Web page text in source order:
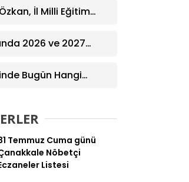
Buluştu
İl Milli Eğitim
2026 ve 2027
Bugün Hangi
Temmuz Cuma günü
Nöbetçi
Listesi